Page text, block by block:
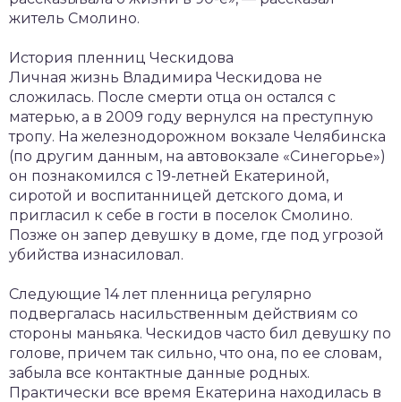
житель Смолино.
История пленниц Ческидова
Личная жизнь Владимира Ческидова не
сложилась. После смерти отца он остался с
матерью, а в 2009 году вернулся на преступную
тропу. На железнодорожном вокзале Челябинска
(по другим данным, на автовокзале «Синегорье»)
он познакомился с 19-летней Екатериной,
сиротой и воспитанницей детского дома, и
пригласил к себе в гости в поселок Смолино.
Позже он запер девушку в доме, где под угрозой
убийства изнасиловал.
Следующие 14 лет пленница регулярно
подвергалась насильственным действиям со
стороны маньяка. Ческидов часто бил девушку по
голове, причем так сильно, что она, по ее словам,
забыла все контактные данные родных.
Практически все время Екатерина находилась в